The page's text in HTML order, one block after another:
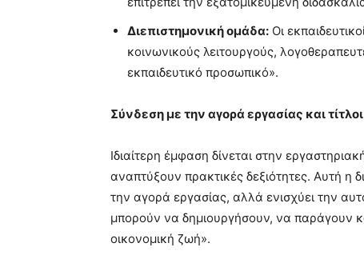
Διεπιστημονική ομάδα: Οι
κοινωνικούς λειτουργούς,
εκπαιδευτικό προσωπικό».
Σύνδεση με την αγορά εργασίας και
Ιδιαίτερη έμφαση δίνεται στην
αναπτύξουν πρακτικές δεξιότητες. Αυτή η
την αγορά εργασίας, αλλά ενισχύει την
μπορούν να δημιουργήσουν, να παράγουν
οικονομική ζωή».